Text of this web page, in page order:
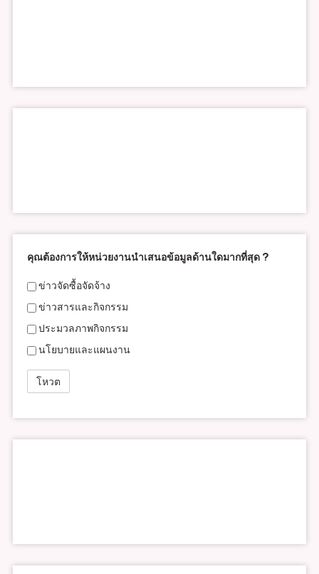
คุณต้องการให้หน่วยงานนำเสนอข้อมูลด้านใดมากที่สุด ?
ข่าวจัดซื้อจัดจ้าง
ข่าวสารและกิจกรรม
ประมวลภาพกิจกรรม
นโยบายและแผนงาน